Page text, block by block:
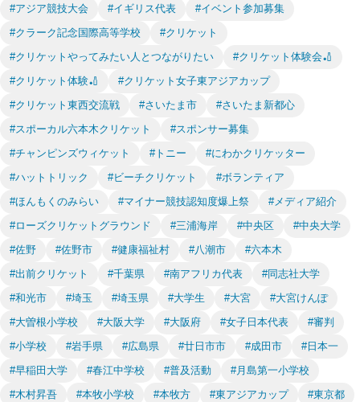
#アジア競技大会
#イギリス代表
#イベント参加募集
#クラーク記念国際高等学校
#クリケット
#クリケットやってみたい人とつながりたい
#クリケット体験会🏏
#クリケット体験🏏
#クリケット女子東アジアカップ
#クリケット東西交流戦
#さいたま市
#さいたま新都心
#スポーカル六本木クリケット
#スポンサー募集
#チャンピンズウィケット
#トニー
#にわかクリケッター
#ハットトリック
#ビーチクリケット
#ボランティア
#ほんもくのみらい
#マイナー競技認知度爆上祭
#メディア紹介
#ローズクリケットグラウンド
#三浦海岸 #中央区
#中央大学
#佐野
#佐野市 #健康福祉村 #八潮市
#六本木
#出前クリケット
#千葉県 #南アフリカ代表
#同志社大学
#和光市
#埼玉 #埼玉県 #大学生 #大宮
#大宮けんぽ
#大曽根小学校
#大阪大学 #大阪府 #女子日本代表
#審判
#小学校
#岩手県 #広島県 #廿日市市 #成田市
#日本一
#早稲田大学
#春江中学校 #普及活動
#月島第一小学校
#木村昇吾
#本牧小学校 #本牧方 #東アジアカップ
#東京都